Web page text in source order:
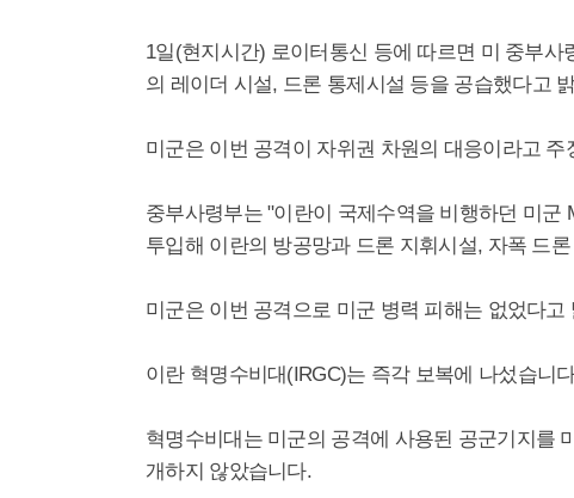
1일(현지시간) 로이터통신 등에 따르면 미 중부
의 레이더 시설, 드론 통제시설 등을 공습했다고
미군은 이번 공격이 자위권 차원의 대응이라고 주
중부사령부는 "이란이 국제수역을 비행하던 미
투입해 이란의 방공망과 드론 지휘시설, 자폭 드
미군은 이번 공격으로 미군 병력 피해는 없었다고
이란 혁명수비대(IRGC)는 즉각 보복에 나섰습니
혁명수비대는 미군의 공격에 사용된 공군기지를
개하지 않았습니다.